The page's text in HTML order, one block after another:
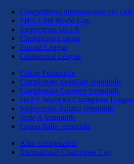
Competizioni internazionali per club
FIFA Club World Cup
Supercoppa UEFA
Champions League
Europa League
Conference League
Calcio Femminile
Campionato mondiale femminile
Campionato Europeo femminile
UEFA Women's Champions League
Supercoppa Italiana femminile
Serie A femminile
Coppa Italia femminile
Altre competizioni
International Champions Cup